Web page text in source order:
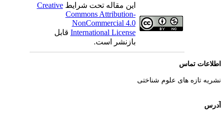
این مقاله تحت شرایطCreative
Commons Attribution-
NonCommercial 4.0
International Licenseقابل
بازنشر است.
تماس
تازه های علوم شناختی